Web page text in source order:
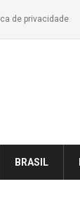
de privacidade
BRASIL